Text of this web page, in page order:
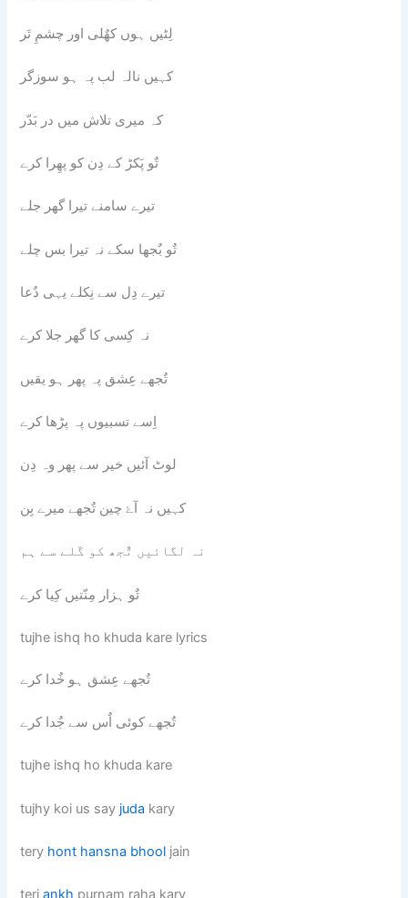
لِٹیں ہوں کھٌلی اور چشمِ تَر
کہیں نالہ لب پہ ہو سوزگر
کہ میری تلاش میں در بَدّر
تٌو پَکڑ کے دِن کو پھِرا کرے
تیرے سامنے تیرا گھر جلے
تٌو بٌجھا سکے نہ تیرا بس چلے
تیرے دِل سے نِکلے یہی دٌعا
نہ کِسی کا گھر جلا کرے
تٌجھے عِشق پہ پھر ہو یقیں
اِسے تسبیوں پہ پڑھا کرے
لوٹ آئیں خیر سے پھر وہ دِن
کہیں نہ آۓ چین تٌجھے میرے بِن
نہ لگائیں تٌجھ کو گَلے سے ہم
تٌو ہزار مِنّتیں کِیا کرے
tujhe ishq ho khuda kare lyrics
تٌجھے عِشق ہو خٌدا کرے
تٌجھے کوئی اٌس سے جٌدا کرے
tujhe ishq ho khuda kare
tujhy koi us say juda kary
tery hont hansna bhool jain